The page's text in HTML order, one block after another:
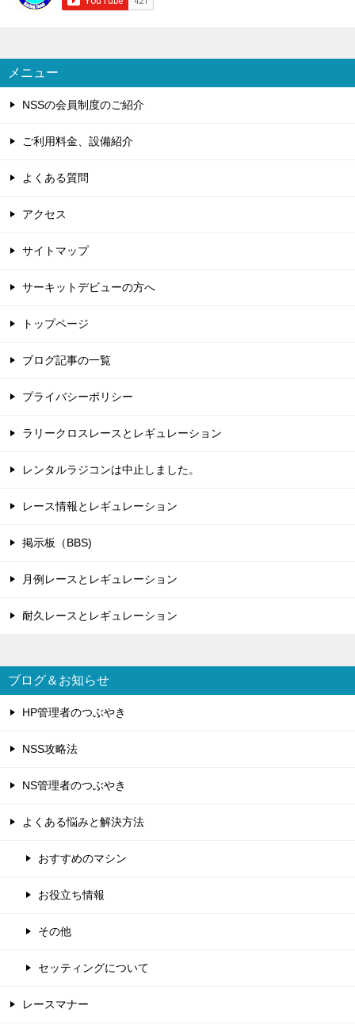
メニュー
NSSの会員制度のご紹介
ご利用料金、設備紹介
よくある質問
アクセス
サイトマップ
サーキットデビューの方へ
トップページ
ブログ記事の一覧
プライバシーポリシー
ラリークロスレースとレギュレーション
レンタルラジコンは中止しました。
レース情報とレギュレーション
掲示板（BBS)
月例レースとレギュレーション
耐久レースとレギュレーション
ブログ＆お知らせ
HP管理者のつぶやき
NSS攻略法
NS管理者のつぶやき
よくある悩みと解決方法
おすすめのマシン
お役立ち情報
その他
セッティングについて
レースマナー